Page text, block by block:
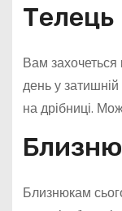
Телець
Вам захочеться
день у
на дрібниці.
Близнюкам